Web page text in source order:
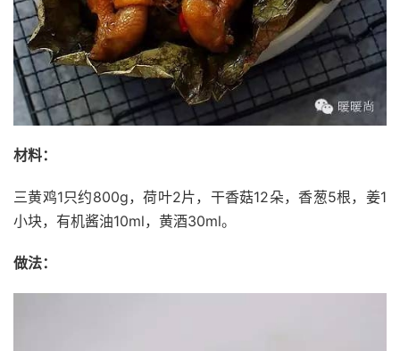
材料：
三黄鸡1只约800g，荷叶2片，干香菇12朵，香葱5根，姜1
小块，有机酱油10ml，黄酒30ml。
做法：